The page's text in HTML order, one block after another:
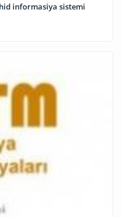
informasiya sistemi